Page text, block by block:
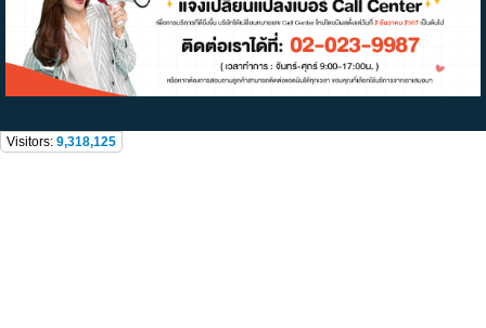
Visitors: 9,318,125